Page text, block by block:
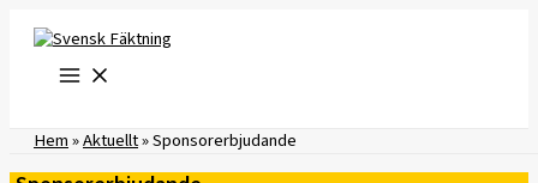
innehåll
Hem»Aktuellt»Sponsorerbjudande